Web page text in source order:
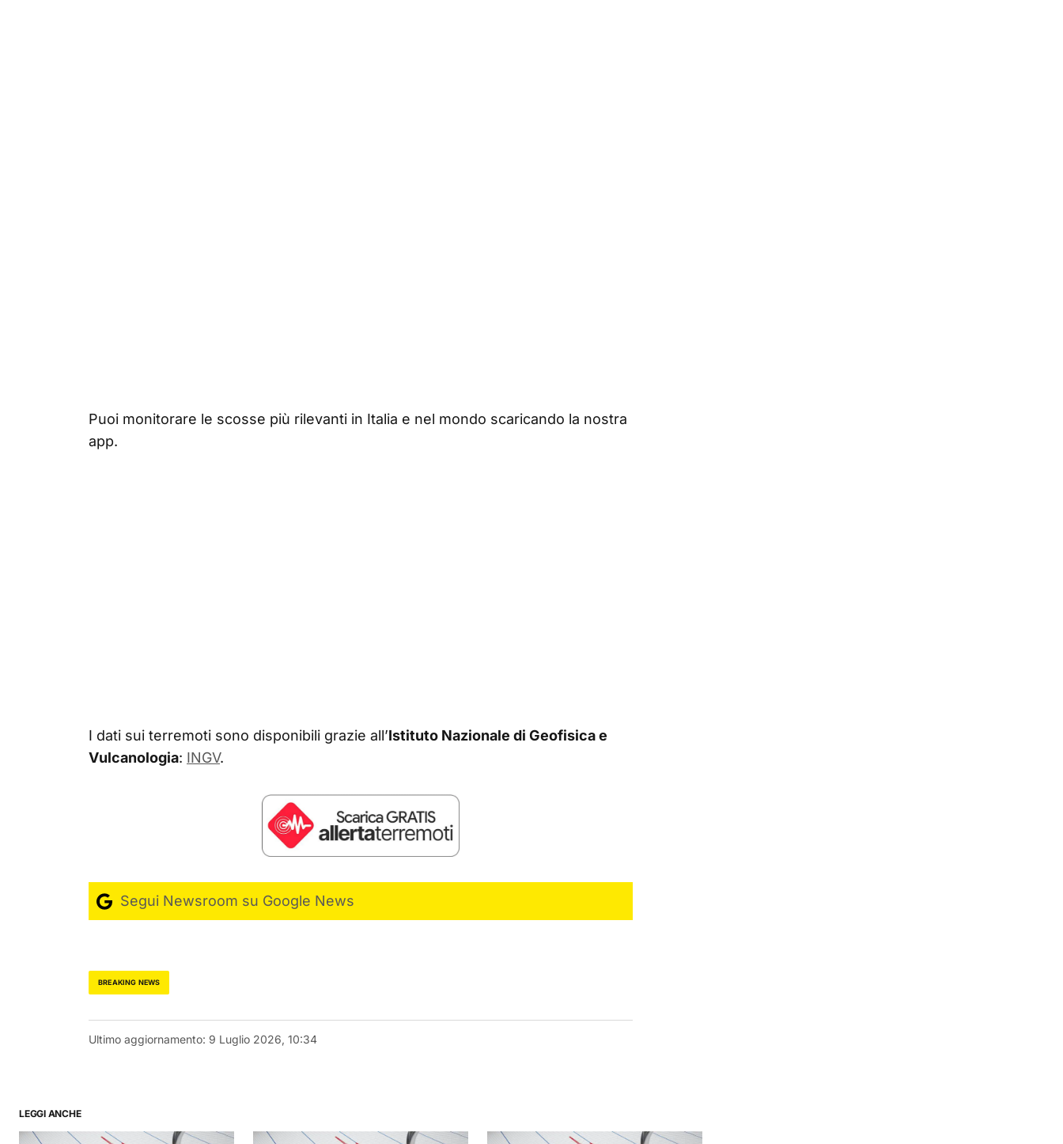
Puoi monitorare le scosse più rilevanti in Italia e nel mondo scaricando la nostra
app.
I dati sui terremoti sono disponibili grazie all’Istituto Nazionale di Geofisica e
Vulcanologia: INGV.
Segui Newsroom su Google News
BREAKING NEWS
Ultimo aggiornamento: 9 Luglio 2026, 10:34
LEGGI ANCHE